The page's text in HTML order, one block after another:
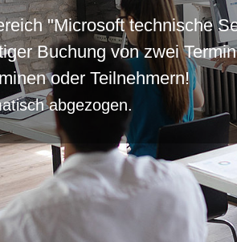
"Microsoft technische
Buchung von zwei
oder Teilnehmern!
abgezogen.